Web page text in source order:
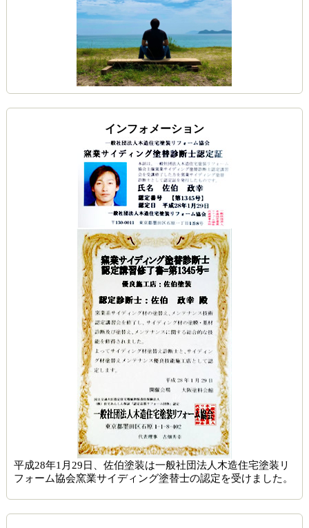
インフォメーション
平成28年1月29日、佐伯塗装は一般社団法人木造住宅塗装リ
フォーム協会窯業サイディング塗替士の認定を受けました。